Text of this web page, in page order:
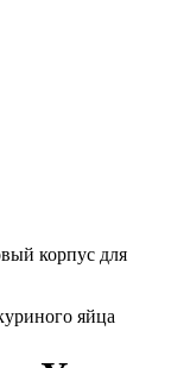
корпус для
яйца